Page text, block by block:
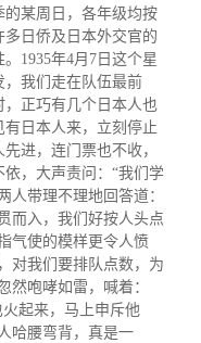
某周日，各年级均按
日侨及日本外交官的
1935年4月 7 日这个星
我们走在队伍最前
正巧有几个日本人也
日本人来，立刻停止
进，连门票也不收，
，大声责问： “我们学
人带理不理地回答道：
而入，我们好按人头点
气使的模样更令人愤
对我们要排队点数，为
然咆哮如雷，喊着：
起来，马上申斥他
哈腰弯背，真是一